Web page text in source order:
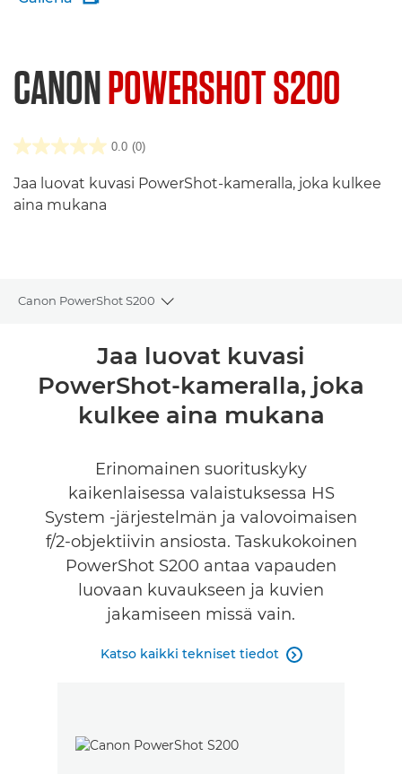
CANONPOWERSHOT S200
0.0 (0)
Jaa luovat kuvasi PowerShot-kameralla, joka kulkee
aina mukana
Canon PowerShot S200
Toggle breadcrumbs
Tekniset tiedot
Jaa luovat kuvasi
PowerShot-kameralla, joka
kulkee aina mukana
Erinomainen suorituskyky
kaikenlaisessa valaistuksessa HS
System -järjestelmän ja valovoimaisen
f/2-objektiivin ansiosta. Taskukokoinen
PowerShot S200 antaa vapauden
luovaan kuvaukseen ja kuvien
jakamiseen missä vain.
Katso kaikki tekniset tiedot 